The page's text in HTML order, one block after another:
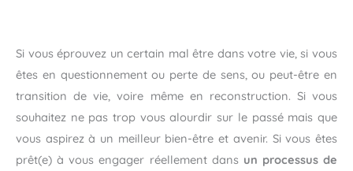
Si vous éprouvez un certain mal être dans votre vie, si vous
êtes en questionnement ou perte de sens, ou peut-être en
transition de vie, voire même en reconstruction. Si vous
souhaitez ne pas trop vous alourdir sur le passé mais que
vous aspirez à un meilleur bien-être et avenir. Si vous êtes
prêt(e) à vous engager réellement dansun processus de